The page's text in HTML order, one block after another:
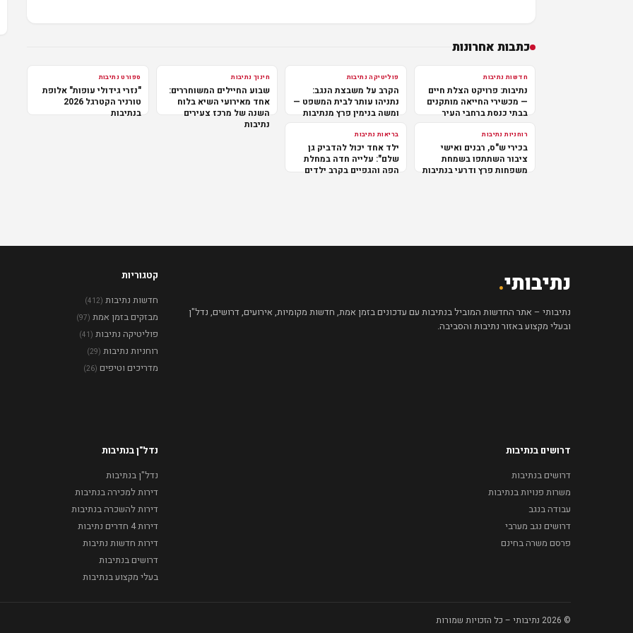
כתבות אחרונות
חדשות נתיבות
נתיבות: פרויקט הצלת חיים
— מכשירי החייאה מותקנים
בבתי כנסת ברחבי העיר
פוליטיקה נתיבות
הקרב על משבצת הנגב:
נתניהו עותר לבית המשפט —
ומשה בנימין פרץ מנתיבות
חינוך נתיבות
שבוע החיילים המשוחררים:
אחד מאירועי השיא בלוח
השנה של מרכז צעירים
נתיבות
ספורט נתיבות
"נזרי גידולי עופות" אלופת
טורניר הקטרגל 2026
בנתיבות
רוחניות נתיבות
בכירי ש"ס, רבנים ואישי
ציבור השתתפו בשמחת
משפחות פרץ ודרעי בנתיבות
בריאות נתיבות
ילד אחד יכול להדביק גן
שלם": עלייה חדה במחלת
הפה והגפיים בקרב ילדים
נתיבותי.
נתיבותי – אתר החדשות המוביל בנתיבות עם עדכונים בזמן אמת, חדשות מקומיות, אירועים, דרושים, נדל"ן
ובעלי מקצוע באזור נתיבות והסביבה.
קטגוריות
חדשות נתיבות (412)
מבזקים בזמן אמת (97)
פוליטיקה נתיבות (41)
רוחניות נתיבות (29)
מדריכים וטיפים (26)
דרושים בנתיבות
דרושים בנתיבות
משרות פנויות בנתיבות
עבודה בנגב
דרושים נגב מערבי
פרסם משרה בחינם
נדל"ן בנתיבות
נדל"ן בנתיבות
דירות למכירה בנתיבות
דירות להשכרה בנתיבות
דירות 4 חדרים נתיבות
דירות חדשות נתיבות
דרושים בנתיבות
בעלי מקצוע בנתיבות
© 2026 נתיבותי – כל הזכויות שמורות